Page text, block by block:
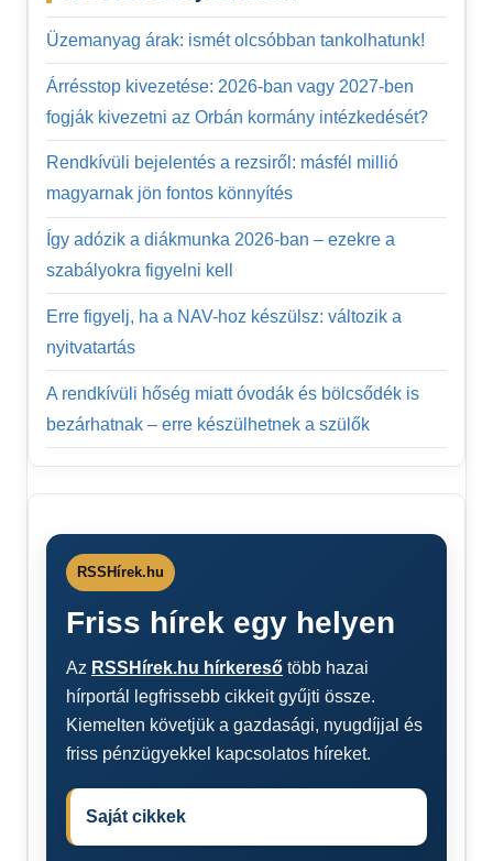
Üzemanyag árak: ismét olcsóbban tankolhatunk!
Árrésstop kivezetése: 2026-ban vagy 2027-ben
fogják kivezetni az Orbán kormány intézkedését?
Rendkívüli bejelentés a rezsiről: másfél millió
magyarnak jön fontos könnyítés
Így adózik a diákmunka 2026-ban – ezekre a
szabályokra figyelni kell
Erre figyelj, ha a NAV-hoz készülsz: változik a
nyitvatartás
A rendkívüli hőség miatt óvodák és bölcsődék is
bezárhatnak – erre készülhetnek a szülők
RSSHírek.hu
Friss hírek egy helyen
Az RSSHírek.hu hírkereső több hazai
hírportál legfrissebb cikkeit gyűjti össze.
Kiemelten követjük a gazdasági, nyugdíjjal és
friss pénzügyekkel kapcsolatos híreket.
Saját cikkek